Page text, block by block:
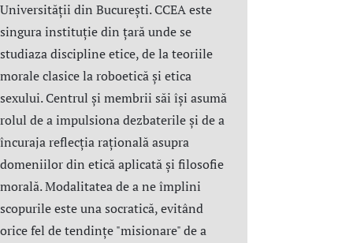
Universității din București. CCEA este
singura instituție din țară unde se
studiaza discipline etice, de la teoriile
morale clasice la roboetică și etica
sexului. Centrul şi membrii săi îşi asumă
rolul de a impulsiona dezbaterile și de a
încuraja reflecția rațională asupra
domeniilor din etică aplicată şi filosofie
morală. Modalitatea de a ne împlini
scopurile este una socratică, evitând
orice fel de tendințe "misionare" de a